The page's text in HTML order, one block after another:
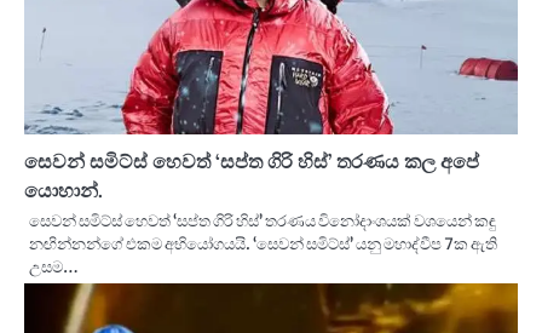
සෙවන් සමිට්ස් හෙවත් ‘සප්ත ගිරි හිස්’ තරණය කල අපේ
යොහාන්.
සෙවන් සමිට්ස් හෙවත් ‘සප්ත ගිරි හිස්’ තරණය විනෝදාංශයක් වශයෙන් කඳු
නඟින්නන්ගේ එකම අභියෝගයයි. ‘සෙවන් සමිට්ස්’ යනු මහාද්වීප 7ක ඇති
උසම…